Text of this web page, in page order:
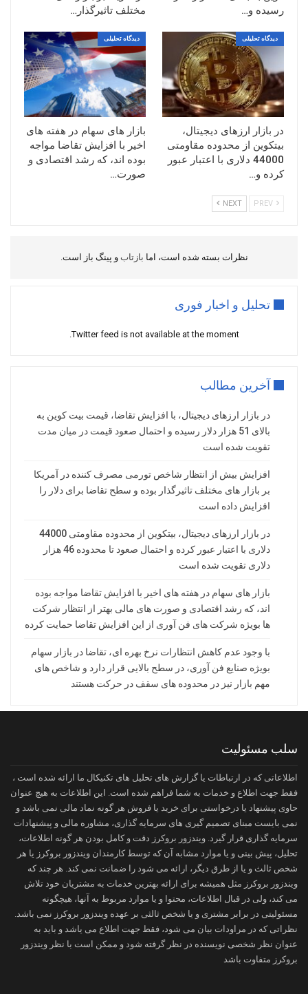
رسیده و…
مختلف تاثیرگذار…
دیدگاه تحلیلی
در بازار ارزهای دیجیتال،
بیتکوین از محدوده مقاومتی
44000 دلاری با اعتبار عبور
کرده و…
دیدگاه تحلیلی
بازار های سهام در هفته های
اخیر با افزایش تقاضا مواجه
بوده اند، که رشد اقتصادی و
صورت…
NEXT
نظرات بسته شده است، اما بازتابو پینگ باز است.
تحلیل و اخبار فوری
Twitter feed is not available at the moment.
آخرین مطالب
در بازار ارزهای دیجیتال، با افزایش تقاضا، قیمت بیت کوین به
بالای 51 هزار دلار رسیده و احتمال صعود قیمت در میان مدت
تقویت شده است
افزایش بیش از انتظار شاخص تورمی مصرف کننده در آمریکا
بر بازار های مختلف تاثیرگذار بوده و سطح تقاضا برای دلار را
افزایش داده است
در بازار ارزهای دیجیتال، بیتکوین از محدوده مقاومتی 44000
دلاری با اعتبار عبور کرده و احتمال صعود تا محدوده 46 هزار
دلاری تقویت شده است
بازار های سهام در هفته های اخیر با افزایش تقاضا مواجه بوده
اند، که رشد اقتصادی و صورت های مالی بهتر از انتظار شرکت
ها بویژه شرکت های فن آوری از این افزایش تقاضا حمایت کرده
با وجود عدم کاهش انتظارات نرخ بهره ای، تقاضا در بازار سهام
بویژه صنایع فن آوری، در سطح بالایی قرار دارد و شاخص های
مهم بازار نیز در محدوده های سقف در حرکت هستند
سلب مسئولیت
اطلاعاتی که در ارتباطات یا گزارش های تحلیل های تکنیکال ما ارائه شده است ،
فقط جهت اطلاع و خدمات به شما فراهم شده است. این اطلاعات به هیچ عنوان
حاوی پیشنهاد یا درخواستی برای خرید یا فروش هر گونه نماد مالی نمی باشد و
نمی بایست مبنای تصمیم گیری های سرمایه گذاری، مشاوره مالی و پیشنهادات
سرمایه گذاری قرار گیرد. ویندزور بروکرز دقت و کامل بودن هر گونه اطلاعات،
تحلیل، پیش بینی و یا موارد مشابه آن که توسط کارمندان ویندزور بروکرز یا هر
شخص ثالث و یا از طرق دیگر، ارائه می شود را ضمانت نمی کند. هر چند که
ویندزور بروکرز مثل همیشه برای ارائه بهترین خدمات به مشتریان خود تلاش
می کند، ولی در قبال اطلاعات، محتوا و یا موارد مربوط به آنها، هیچگونه
مسئولیتی در برابر مشتری و یا شخص ثالثی بر عهده ویندزور بروکرز نمی باشد.
نظراتی که در مراودات بیان می شود، فقط جهت اطلاع می یاشد و باید به
عنوان نظر شخصی نویسنده در نظر گرفته شود و ممکن است با نظر ویندزور
بروکرز متفاوت باشد